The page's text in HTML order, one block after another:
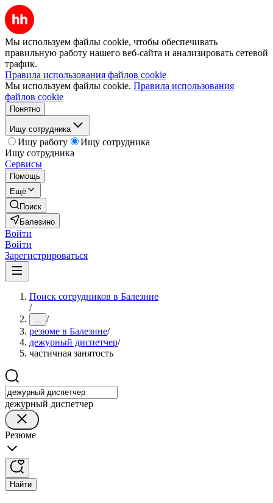
Мы используем файлы cookie, чтобы обеспечивать
правильную работу нашего веб-сайта и анализировать сетевой
трафик.
Правила использования файлов cookie
Мы используем файлы cookie. Правила использования
файлов cookie
Понятно
Ищу сотрудника
Ищу работу
Ищу сотрудника
Ищу сотрудника
Сервисы
Помощь
Ещё
Поиск
Балезино
Войти
Войти
Зарегистрироваться
Поиск сотрудников в Балезине
/
... /
резюме в Балезине/
дежурный диспетчер/
частичная занятость
дежурный диспетчер
Резюме
Найти